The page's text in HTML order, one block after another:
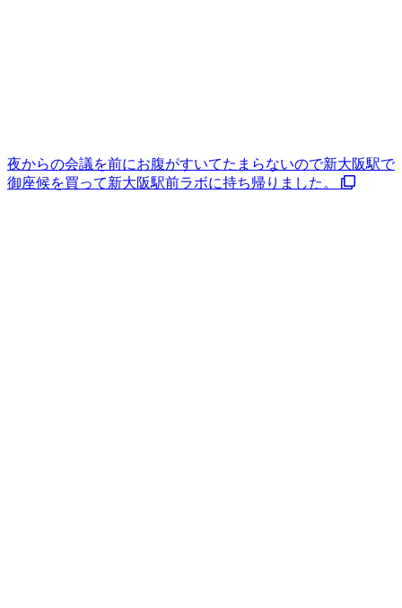
夜からの会議を前にお腹がすいてたまらないので新大阪駅で
御座候を買って新大阪駅前ラボに持ち帰りました。